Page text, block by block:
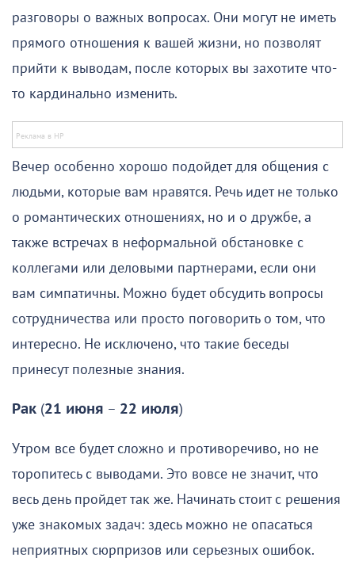
разговоры о важных вопросах. Они могут не иметь
прямого отношения к вашей жизни, но позволят
прийти к выводам, после которых вы захотите что-
то кардинально изменить.
Вечер особенно хорошо подойдет для общения с
людьми, которые вам нравятся. Речь идет не только
о романтических отношениях, но и о дружбе, а
также встречах в неформальной обстановке с
коллегами или деловыми партнерами, если они
вам симпатичны. Можно будет обсудить вопросы
сотрудничества или просто поговорить о том, что
интересно. Не исключено, что такие беседы
принесут полезные знания.
Рак (21 июня – 22 июля)
Утром все будет сложно и противоречиво, но не
торопитесь с выводами. Это вовсе не значит, что
весь день пройдет так же. Начинать стоит с решения
уже знакомых задач: здесь можно не опасаться
неприятных сюрпризов или серьезных ошибок.